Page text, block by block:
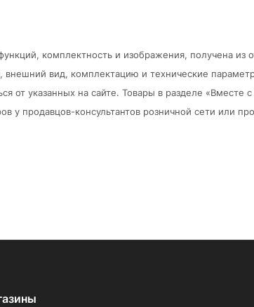
комплектность и изображения, получена из
внешний вид, комплектацию и технические
от указанных на сайте. Товары в разделе
продавцов-консультантов розничной сети или